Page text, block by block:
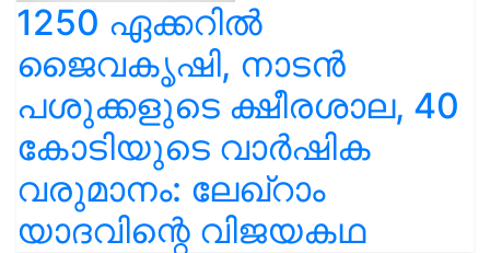
1250 ഏക്കറിൽ
ജൈവകൃഷി, നാടൻ
പശുക്കളുടെ ക്ഷീരശാല, 40
കോടിയുടെ വാർഷിക
വരുമാനം: ലേഖ്‌റാം
യാദവിന്റെ വിജയകഥ